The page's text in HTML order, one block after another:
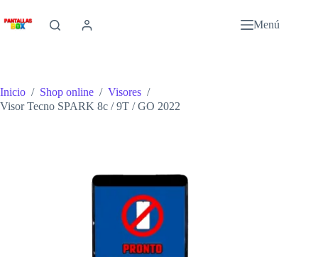
al
contenido
Menú
Inicio / Shop online / Visores /
Visor Tecno SPARK 8c / 9T / GO 2022